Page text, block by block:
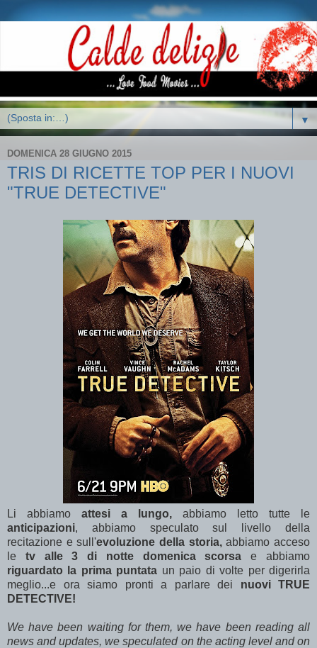
▼
DOMENICA 28 GIUGNO 2015
TRIS DI RICETTE TOP PER I NUOVI
"TRUE DETECTIVE"
Li abbiamo attesi a lungo, abbiamo letto tutte le
anticipazioni, abbiamo speculato sul livello della
recitazione e sull'evoluzione della storia,abbiamo acceso
le tv alle 3 di notte domenica scorsa e abbiamo
riguardato la prima puntata un paio di volte per digerirla
meglio...e ora siamo pronti a parlare dei nuovi TRUE
DETECTIVE!
We have been waiting for them, we have been reading all
news and updates, we speculated on the acting level and on